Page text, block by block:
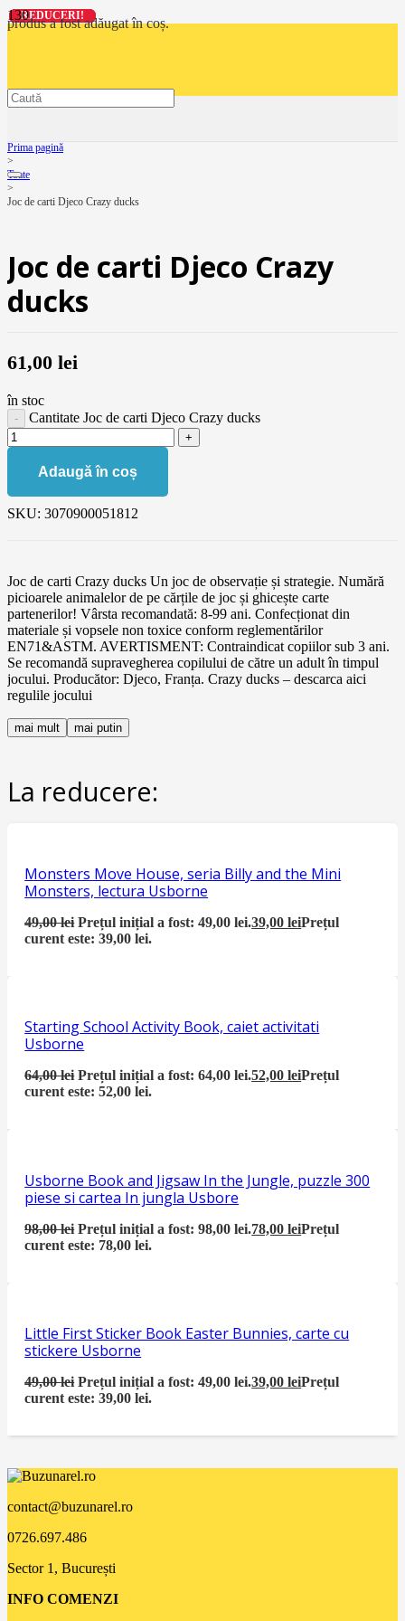
produsa fost adăugat în coș.
Prima pagină
>
Toate
>
Joc de carti Djeco Crazy ducks
Joc de carti Djeco Crazy
ducks
61,00 lei
în stoc
Cantitate Joc de carti Djeco Crazy ducks
Adaugă în coș
SKU: 3070900051812
Joc de carti Crazy ducks Un joc de observație și strategie. Numără
picioarele animalelor de pe cărțile de joc și ghicește carte
partenerilor! Vârsta recomandată: 8-99 ani. Confecționat din
materiale și vopsele non toxice conform reglementărilor
EN71&ASTM. AVERTISMENT: Contraindicat copiilor sub 3 ani.
Se recomandă supravegherea copilului de către un adult în timpul
jocului. Producător: Djeco, Franța. Crazy ducks – descarca aici
regulile jocului
mai mult mai putin
La reducere:
REDUCERI!
Monsters Move House, seria Billy and the Mini
Monsters, lectura Usborne
49,00lei Prețul inițial a fost: 49,00 lei.39,00leiPrețul
curent este: 39,00 lei.
REDUCERI!
Starting School Activity Book, caiet activitati
Usborne
64,00lei Prețul inițial a fost: 64,00 lei.52,00leiPrețul
curent este: 52,00 lei.
REDUCERI!
Usborne Book and Jigsaw In the Jungle, puzzle 300
piese si cartea In jungla Usbore
98,00lei Prețul inițial a fost: 98,00 lei.78,00leiPrețul
curent este: 78,00 lei.
REDUCERI!
Little First Sticker Book Easter Bunnies, carte cu
stickere Usborne
49,00lei Prețul inițial a fost: 49,00 lei.39,00leiPrețul
curent este: 39,00 lei.
contact@buzunarel.ro
0726.697.486
Sector 1, București
INFO COMENZI